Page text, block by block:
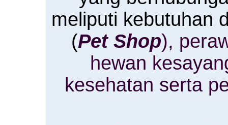
meliputi kebutuhan
(Pet Shop),
hewan
kesehatan serta